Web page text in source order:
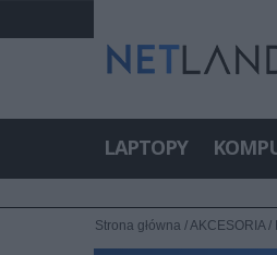
LAPTOPY
Strona główna /AKCESORIA/